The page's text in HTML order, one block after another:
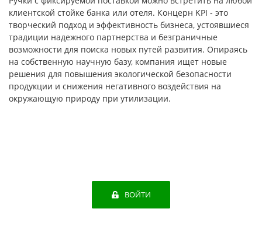
клиентской стойке банка или отеля. Концерн KPI - это
творческий подход и эффективность бизнеса, устоявшиеся
традиции надежного партнерства и безграничные
возможности для поиска новых путей развития. Опираясь
на собственную научную базу, компания ищет новые
решения для повышения экологической безопасности
продукции и снижения негативного воздействия на
окружающую природу при утилизации.
ВОЙТИ